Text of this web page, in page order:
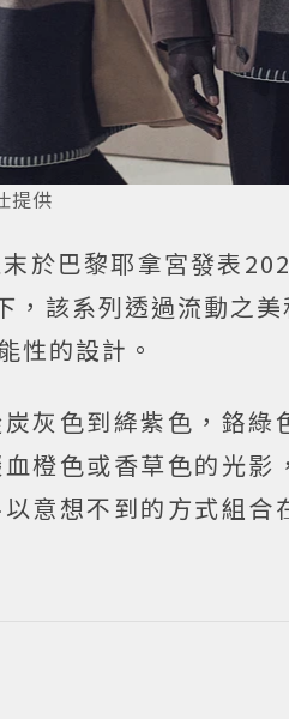
提供
於巴黎耶拿宮發表
該系列透過流動之美
性的設計。
灰色到絳紫色，鉻
橙色或香草色的光
意想不到的方式組